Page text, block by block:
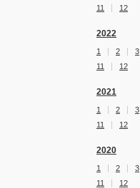
11
12
2022
1 2 3
11
12
2021
1 2 3
11
12
2020
1 2 3
11
12